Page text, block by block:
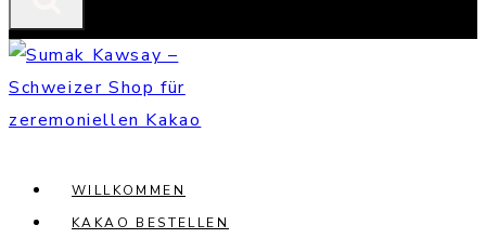
WILLKOMMEN
KAKAO BESTELLEN